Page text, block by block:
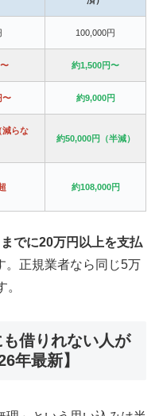
100,000円
約1,500円〜
〜 約9,000円
減らな
約50,000円（半減）
約108,000円
でに20万円以上を支払
。正規業者なら同じ5万
借りれない人が
年最新】